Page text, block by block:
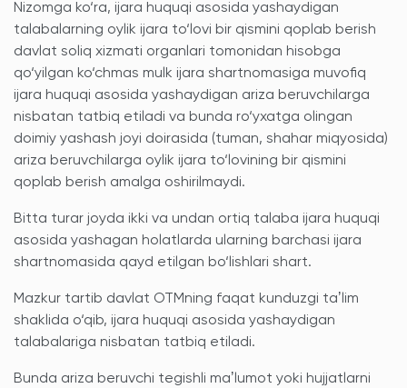
Nizomga ko‘ra, ijara huquqi asosida yashaydigan
talabalarning oylik ijara to‘lovi bir qismini qoplab berish
davlat soliq xizmati organlari tomonidan hisobga
qo‘yilgan ko‘chmas mulk ijara shartnomasiga muvofiq
ijara huquqi asosida yashaydigan ariza beruvchilarga
nisbatan tatbiq etiladi va bunda ro‘yxatga olingan
doimiy yashash joyi doirasida (tuman, shahar miqyosida)
ariza beruvchilarga oylik ijara to‘lovining bir qismini
qoplab berish amalga oshirilmaydi.
Bitta turar joyda ikki va undan ortiq talaba ijara huquqi
asosida yashagan holatlarda ularning barchasi ijara
shartnomasida qayd etilgan bo‘lishlari shart.
Mazkur tartib davlat OTMning faqat kunduzgi taʼlim
shaklida o‘qib, ijara huquqi asosida yashaydigan
talabalariga nisbatan tatbiq etiladi.
Bunda ariza beruvchi tegishli maʼlumot yoki hujjatlarni